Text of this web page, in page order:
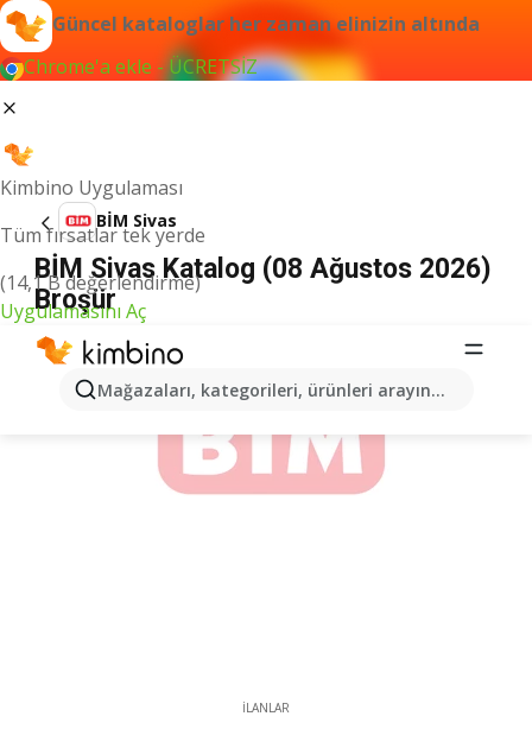
Güncel kataloglar her zaman elinizin altında
Chrome'a ekle - ÜCRETSİZ
Kimbino Uygulaması
Tüm fırsatlar tek yerde
(14,1 B değerlendirme)
Uygulamasını Aç
Mağazaları, kategorileri, ürünleri arayın...
BİM Sivas
BİM Sivas Katalog (08 Ağustos 2026)
Broşür
İLANLAR